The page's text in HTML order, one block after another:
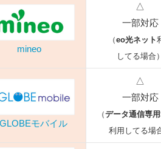
mineo
△
一部対応
（eo光ネット
してる場合）
モバイル
△
一部対応
（データ通信専
利用してる場